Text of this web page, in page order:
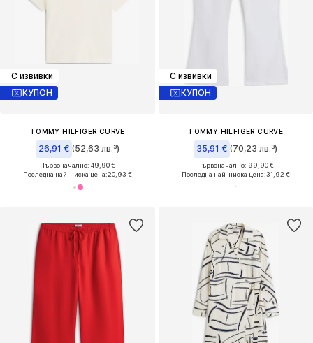
С извивки
КУПОН
TOMMY HILFIGER CURVE
26,91 € (52,63 лв.³)
Първоначално: 49,90 €
Последна най-ниска цена:20,93 €
С извивки
КУПОН
TOMMY HILFIGER CURVE
35,91 € (70,23 лв.³)
Първоначално: 99,90 €
Последна най-ниска цена:31,92 €